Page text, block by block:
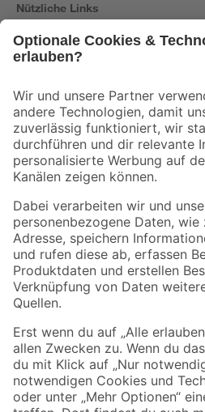
Nützliche Links
Der toom Newsletter: Keine Angebote und
Zur Newsletter Anmeldung
Folge uns
Zahlungsarten
Sicher einkaufen
Jetzt die toom-App herunterladen